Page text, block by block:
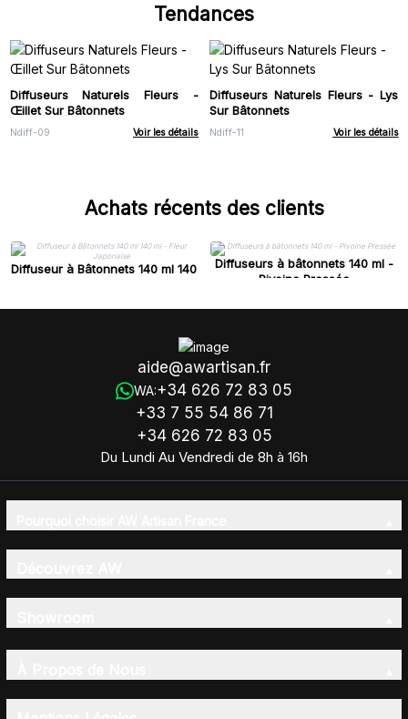
Tendances
Diffuseurs Naturels Fleurs -
Œillet Sur Bâtonnets
Ndiff-09 Voir les détails
Diffuseurs Naturels Fleurs - Lys
Sur Bâtonnets
Ndiff-11 Voir les détails
Achats récents des clients
Diffuseur à Bâtonnets 140 ml 140
Diffuseurs à bâtonnets 140 ml -
Pivoine Pressée
aide@awartisan.fr
WA:+34 626 72 83 05
+33 7 55 54 86 71
+34 626 72 83 05
Du Lundi Au Vendredi de 8h à 16h